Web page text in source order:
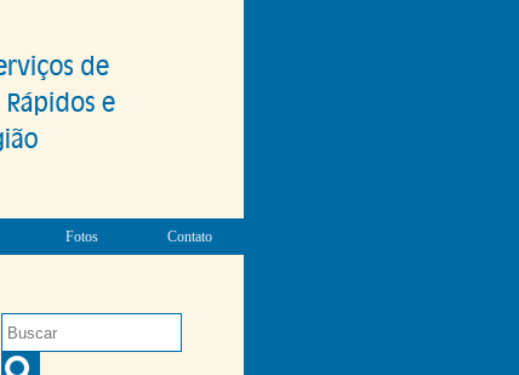
Fotos Contato